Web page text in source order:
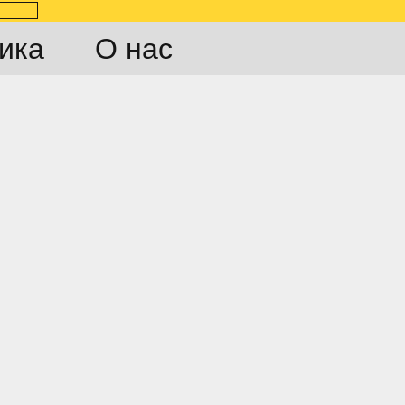
О нас